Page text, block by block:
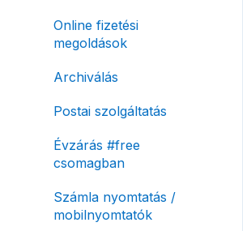
Online fizetési
megoldások
Archiválás
Postai szolgáltatás
Évzárás #free
csomagban
Számla nyomtatás /
mobilnyomtatók